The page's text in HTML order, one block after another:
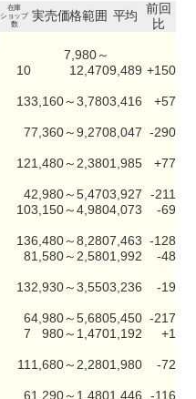
在庫
ショップ
数
実売価格範囲 平均
前回
比
10
7,980～
12,4709,489 +150
133,160～3,7803,416
+57
77,360～9,2708,047 -290
121,480～2,3801,985
+77
42,980～5,4703,927
-211
103,150～4,9804,073
-69
136,480～8,2807,463 -128
81,580～2,5801,992
-48
132,930～3,5503,236
-19
64,980～5,6805,450 -217
7 980～1,4701,192
+1
11 1,680～2,2801,980
-72
61,290～1,4801,446
-116